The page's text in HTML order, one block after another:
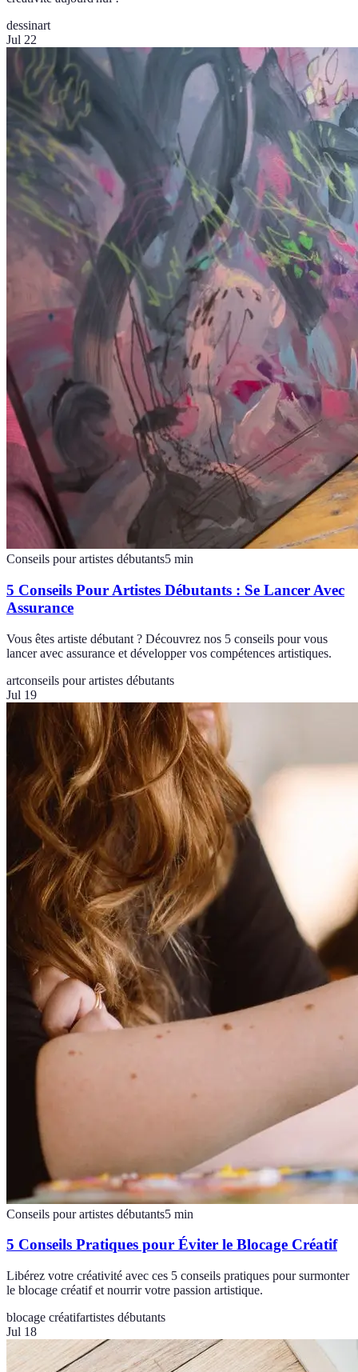
dessinart
Jul 22
Conseils pour artistes débutants5 min
5 Conseils Pour Artistes Débutants : Se Lancer Avec
Assurance
Vous êtes artiste débutant ? Découvrez nos 5 conseils pour vous
lancer avec assurance et développer vos compétences artistiques.
artconseils pour artistes débutants
Jul 19
Conseils pour artistes débutants5 min
5 Conseils Pratiques pour Éviter le Blocage Créatif
Libérez votre créativité avec ces 5 conseils pratiques pour surmonter
le blocage créatif et nourrir votre passion artistique.
blocage créatifartistes débutants
Jul 18